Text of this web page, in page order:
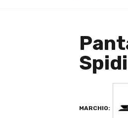
MARCHIO: